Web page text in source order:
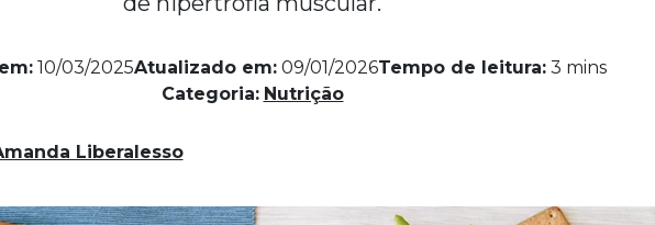
10/03/2025Atualizado em: 09/01/2026Tempo de leitura: 3 mins
Categoria: Nutrição
Liberalesso